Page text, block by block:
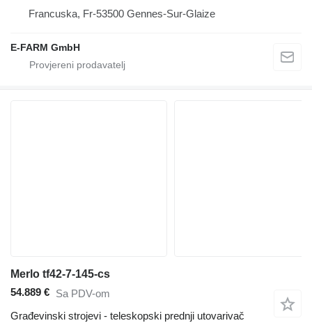
Francuska, Fr-53500 Gennes-Sur-Glaize
E-FARM GmbH
Merlo tf42-7-145-cs
54.889 € Sa PDV-om
Građevinski strojevi - teleskopski prednji utovarivač